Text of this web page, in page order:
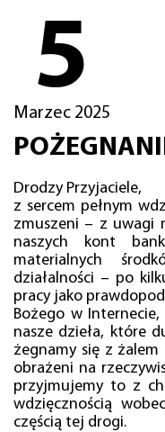
5
Marzec 2025
Drodzy Przyjaciele,
z sercem pełnym
zmuszeni – z uwagi
naszych kont
materialnych
działalności – po
pracy jako
Bożego w
nasze dzieła, które
żegnamy się z
obrażeni na
przyjmujemy to z
wdzięcznością
częścią tej drogi.